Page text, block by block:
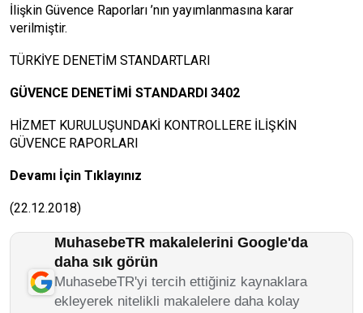
İlişkin Güvence Raporları ’nın yayımlanmasına karar
verilmiştir.
TÜRKİYE DENETİM STANDARTLARI
GÜVENCE DENETİMİ STANDARDI 3402
HİZMET KURULUŞUNDAKİ KONTROLLERE İLİŞKİN
GÜVENCE RAPORLARI
Devamı İçin Tıklayınız
(22.12.2018)
MuhasebeTR makalelerini Google'da
daha sık görün
MuhasebeTR'yi tercih ettiğiniz kaynaklara
ekleyerek nitelikli makalelere daha kolay